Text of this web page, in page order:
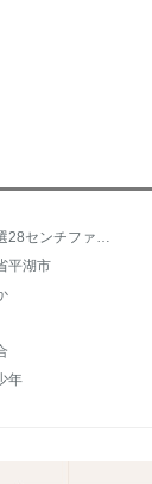
商品名称：網易厳選28センチファスナー斜紋スッケス
平湖市
年